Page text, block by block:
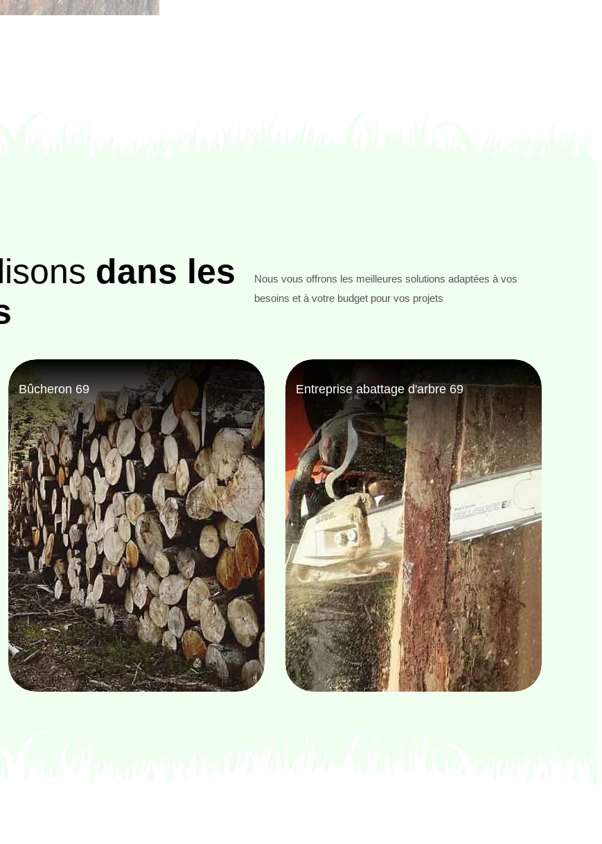
dans les
Nous vous offrons les meilleures solutions adaptées à vos
besoins et à votre budget pour vos projets
Entreprise abattage d'arbre 69 Entreprise de jardinage 69